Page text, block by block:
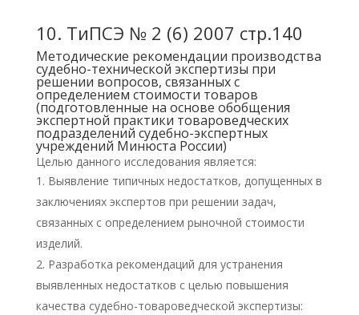
10. ТиПСЭ № 2 (6) 2007 стр.140
Методические рекомендации производства
судебно-технической экспертизы при
решении вопросов, связанных с
определением стоимости товаров
(подготовленные на основе обобщения
экспертной практики товароведческих
подразделений судебно-экспертных
учреждений Минюста России)
Целью данного исследования является:
Выявление типичных недостатков, допущенных в
заключениях экспертов при решении задач,
связанных с определением рыночной стоимости
изделий.
Разработка рекомендаций для устранения
выявленных недостатков с целью повышения
качества судебно-товароведческой экспертизы: